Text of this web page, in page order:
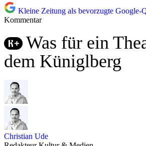
Kleine Zeitung als bevorzugte Google-
Kommentar
Was für ein
dem Küniglberg
Christian Ude